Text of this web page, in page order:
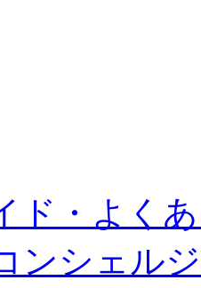
ド・よく
ンシェル